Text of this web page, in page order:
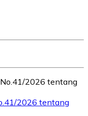
2026 tentang